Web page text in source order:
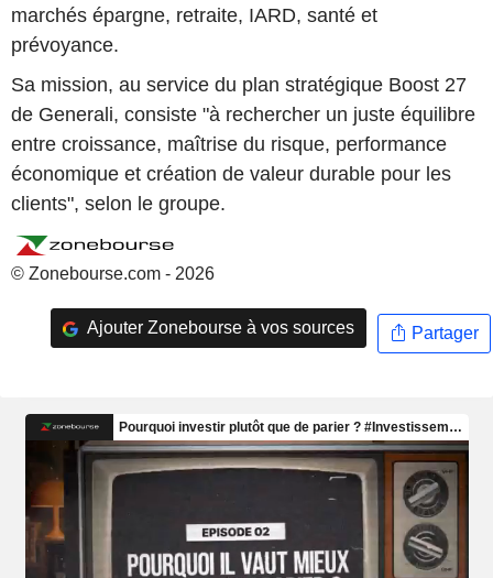
marchés épargne, retraite, IARD, santé et
prévoyance.
Sa mission, au service du plan stratégique Boost 27
de Generali, consiste "à rechercher un juste équilibre
entre croissance, maîtrise du risque, performance
économique et création de valeur durable pour les
clients", selon le groupe.
© Zonebourse.com - 2026
Ajouter Zonebourse à vos sources Partager